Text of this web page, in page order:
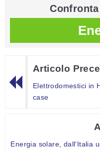
Articolo
Elettrodomestici in
case
Energia solare, dall'Italia